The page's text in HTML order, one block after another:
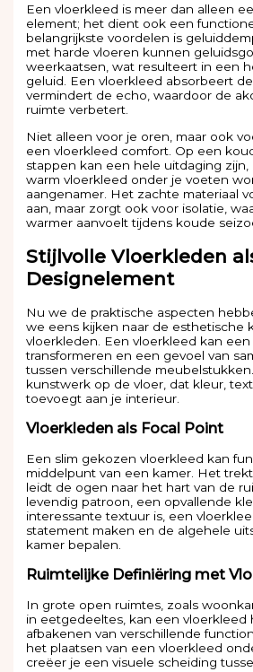
Een vloerkleed is meer dan alleen
element; het dient ook een
belangrijkste voordelen is
met harde vloeren kunnen
weerkaatsen, wat resulteert in een
geluid. Een vloerkleed absorbeert
vermindert de echo, waardoor de
ruimte verbetert.
Niet alleen voor je oren, maar ook
een vloerkleed comfort. Op een
stappen kan een hele uitdaging zijn,
warm vloerkleed onder je voeten
aangenamer. Het zachte materiaal
aan, maar zorgt ook voor isolatie,
warmer aanvoelt tijdens koude
Stijlvolle Vloerkleden
Designelement
Nu we de praktische aspecten
we eens kijken naar de esthetische
vloerkleden. Een vloerkleed kan
transformeren en een gevoel van
tussen verschillende
kunstwerk op de vloer, dat kleur,
toevoegt aan je interieur.
Vloerkleden als Focal Point
Een slim gekozen vloerkleed kan
middelpunt van een kamer. Het
leidt de ogen naar het hart van de
levendig patroon, een opvallende
interessante textuur is, een
statement maken en de algehele
kamer bepalen.
Ruimtelijke Definiëring met
In grote open ruimtes, zoals
in eetgedeeltes, kan een vloerkleed
afbakenen van verschillende
het plaatsen van een vloerkleed
creëer je een visuele scheiding